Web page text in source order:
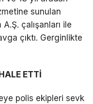
WhatsApp İhbar
Facebook
sunulan
çalışanları ile
çıktı. Gerginlikte
ETTİ
polis ekipleri sevk